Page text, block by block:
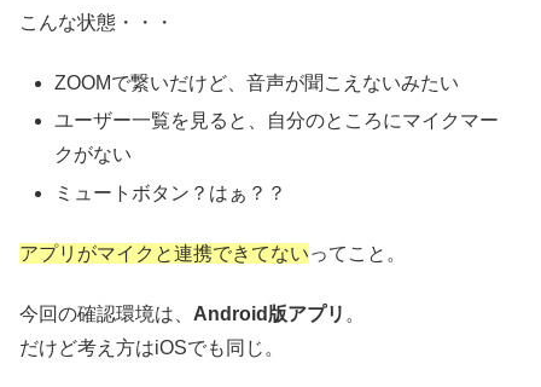
こんな状態・・・
ZOOMで繋いだけど、音声が聞こえないみたい
ユーザー一覧を見ると、自分のところにマイクマー
クがない
ミュートボタン？はぁ？？
アプリがマイクと連携できてないってこと。
今回の確認環境は、 Android版アプリ 。
だけど考え方はiOSでも同じ。